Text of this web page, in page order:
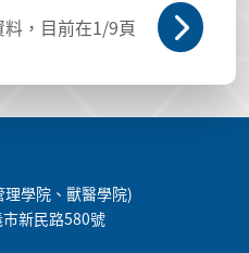
料，目前在1/9頁
理學院、獸醫學院)
新民路580號